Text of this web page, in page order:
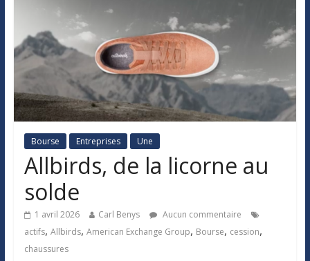
Bourse Entreprises Une
Allbirds, de la licorne au
solde
1 avril 2026 Carl Benys
Aucun commentaire
actifs, Allbirds, American Exchange Group, Bourse, cession,
chaussures